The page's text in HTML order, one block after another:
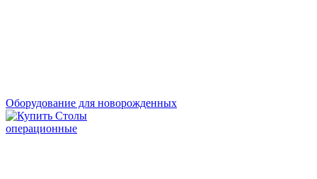
Оборудование для новорожденных